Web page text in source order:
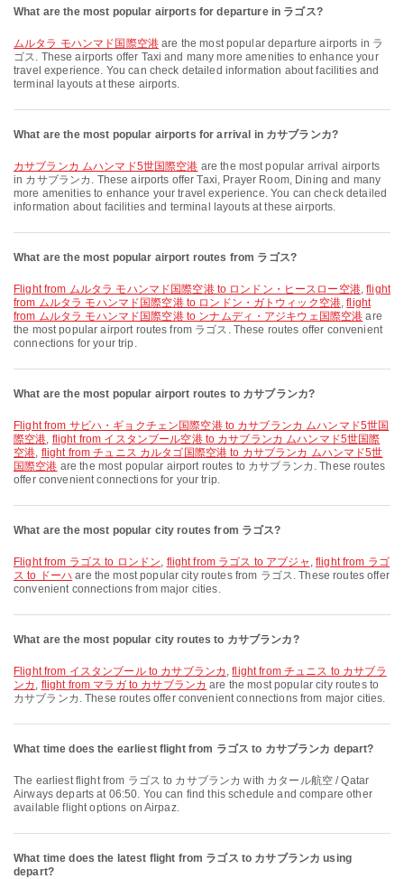
What are the most popular airports for departure in ラゴス?
ムルタラ モハンマド国際空港are the most popular departure airports in ラ
ゴス. These airports offer Taxi and many more amenities to enhance your
travel experience. You can check detailed information about facilities and
terminal layouts at these airports.
What are the most popular airports for arrival in カサブランカ?
カサブランカ ムハンマド5世国際空港 are the most popular arrival airports
in カサブランカ. These airports offer Taxi, Prayer Room, Dining and many
more amenities to enhance your travel experience. You can check detailed
information about facilities and terminal layouts at these airports.
What are the most popular airport routes from ラゴス?
flight from ムルタラ モハンマド国際空港 to ロンドン・ヒースロー空港,flight
from ムルタラ モハンマド国際空港 to ロンドン・ガトウィック空港,flight
from ムルタラ モハンマド国際空港 to ンナムディ・アジキウェ国際空港 are
the most popular airport routes from ラゴス. These routes offer convenient
connections for your trip.
What are the most popular airport routes to カサブランカ?
flight from サビハ・ギョクチェン国際空港 to カサブランカ ムハンマド5世国
際空港, flight from イスタンブール空港 to カサブランカ ムハンマド5世国際
空港, flight from チュニス カルタゴ国際空港 to カサブランカ ムハンマド5世
国際空港 are the most popular airport routes to カサブランカ. These routes
offer convenient connections for your trip.
What are the most popular city routes from ラゴス?
flight from ラゴス to ロンドン, flight from ラゴス to アブジャ ,flight from ラゴ
ス to ドーハ are the most popular city routes from ラゴス. These routes offer
convenient connections from major cities.
What are the most popular city routes to カサブランカ?
flight from イスタンブール to カサブランカ ,flight from チュニス to カサブラ
ンカ , flight from マラガ to カサブランカ are the most popular city routes to
カサブランカ. These routes offer convenient connections from major cities.
What time does the earliest flight from ラゴス to カサブランカ depart?
The earliest flight from ラゴス to カサブランカ with カタール航空 / Qatar
Airways departs at 06:50. You can find this schedule and compare other
available flight options on Airpaz.
What time does the latest flight from ラゴス to カサブランカ using
depart?